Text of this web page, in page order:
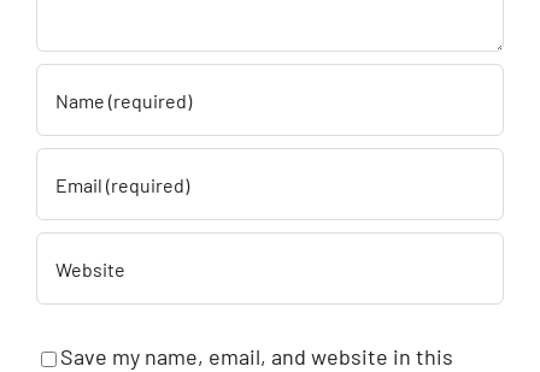
Save my name, email, and website in this